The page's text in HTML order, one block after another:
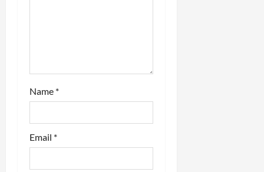
Name *
Email *